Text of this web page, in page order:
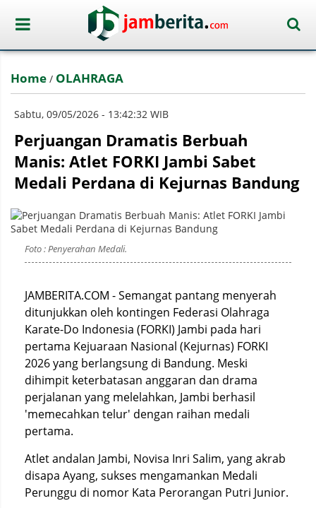
Home / OLAHRAGA
Sabtu, 09/05/2026 - 13:42:32 WIB
Perjuangan Dramatis Berbuah
Manis: Atlet FORKI Jambi Sabet
Medali Perdana di Kejurnas Bandung
Foto : Penyerahan Medali.
JAMBERITA.COM - Semangat pantang menyerah
ditunjukkan oleh kontingen Federasi Olahraga
Karate-Do Indonesia (FORKI) Jambi pada hari
pertama Kejuaraan Nasional (Kejurnas) FORKI
2026 yang berlangsung di Bandung. Meski
dihimpit keterbatasan anggaran dan drama
perjalanan yang melelahkan, Jambi berhasil
'memecahkan telur' dengan raihan medali
pertama.
Atlet andalan Jambi, Novisa Inri Salim, yang akrab
disapa Ayang, sukses mengamankan Medali
Perunggu di nomor Kata Perorangan Putri Junior.